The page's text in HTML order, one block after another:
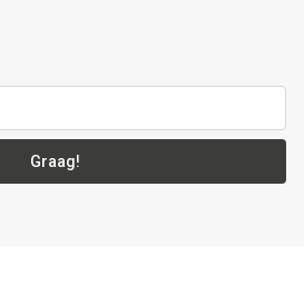
Graag!